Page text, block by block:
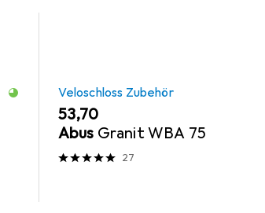
Veloschloss Zubehör
EUR
53,70
Abus Granit WBA 75
27